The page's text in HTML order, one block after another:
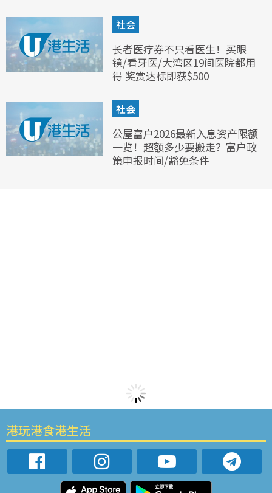
社会
长者医疗券不只看医生！买眼
镜/看牙医/大湾区19间医院都用
得 奖赏达标即获$500
社会
公屋富户2026最新入息资产限额
一览！超额多少要搬走？富户政
策申报时间/豁免条件
港玩港食港生活